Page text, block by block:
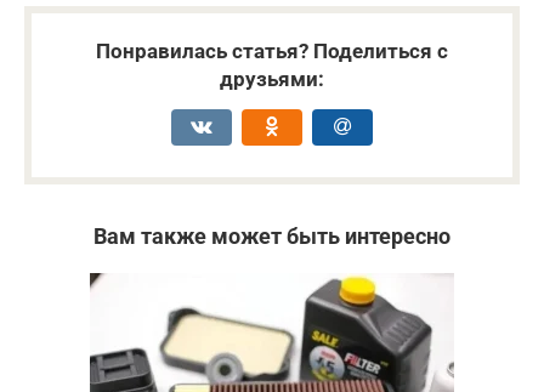
Понравилась статья? Поделиться с
друзьями:
Вам также может быть интересно